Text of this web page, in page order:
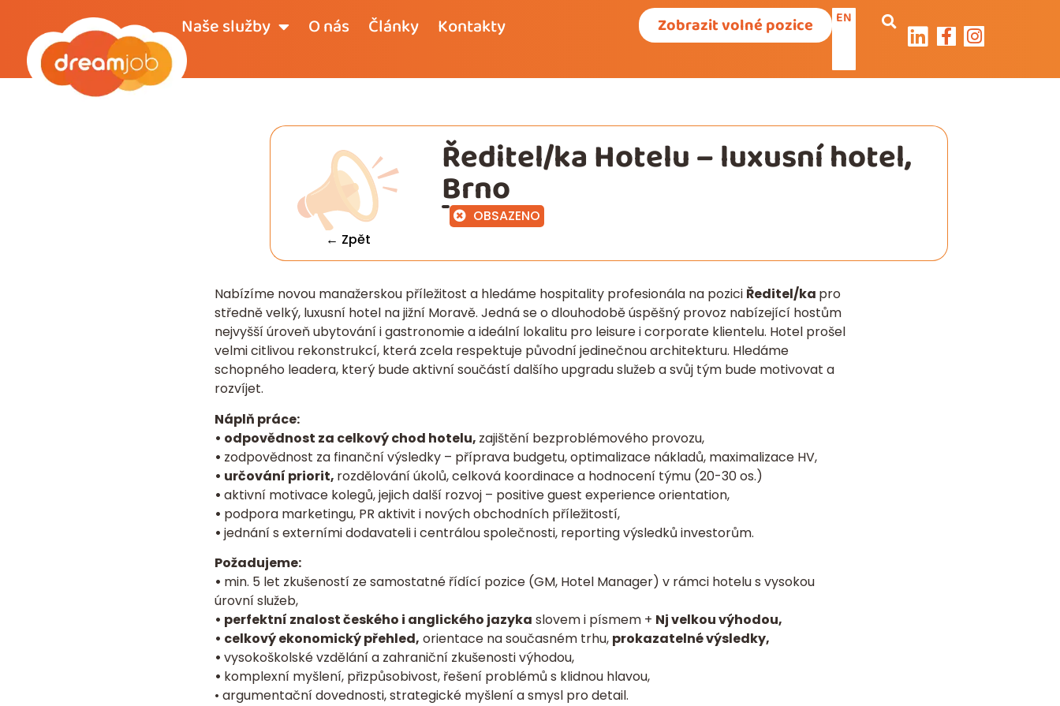
Naše služby O nás Články Kontakty Zobrazit volné pozice EN
← Zpět
Ředitel/ka Hotelu – luxusní hotel,
Brno
OBSAZENO
Nabízíme novou manažerskou příležitost a hledáme hospitality profesionála na pozici Ředitel/ka pro
středně velký, luxusní hotel na jižní Moravě. Jedná se o dlouhodobě úspěšný provoz nabízející hostům
nejvyšší úroveň ubytování i gastronomie a ideální lokalitu pro leisure i corporate klientelu. Hotel prošel
velmi citlivou rekonstrukcí, která zcela respektuje původní jedinečnou architekturu. Hledáme
schopného leadera, který bude aktivní součástí dalšího upgradu služeb a svůj tým bude motivovat a
rozvíjet.
Náplň práce:
• odpovědnost za celkový chod hotelu, zajištění bezproblémového provozu,
• zodpovědnost za finanční výsledky – příprava budgetu, optimalizace nákladů, maximalizace HV,
• určování priorit, rozdělování úkolů, celková koordinace a hodnocení týmu (20-30 os.)
• aktivní motivace kolegů, jejich další rozvoj – positive guest experience orientation,
• podpora marketingu, PR aktivit i nových obchodních příležitostí,
• jednání s externími dodavateli i centrálou společnosti, reporting výsledků investorům.
Požadujeme:
• min. 5 let zkušeností ze samostatné řídící pozice (GM, Hotel Manager) v rámci hotelu s vysokou
úrovní služeb,
• perfektní znalost českého i anglického jazyka slovem i písmem + Nj velkou výhodou,
• celkový ekonomický přehled, orientace na současném trhu, prokazatelné výsledky,
• vysokoškolské vzdělání a zahraniční zkušenosti výhodou,
• komplexní myšlení, přizpůsobivost, řešení problémů s klidnou hlavou,
• argumentační dovednosti, strategické myšlení a smysl pro detail.